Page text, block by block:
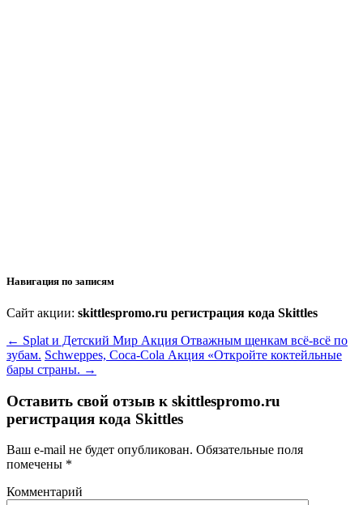
Навигация по записям
Сайт акции: skittlespromo.ru регистрация кода Skittles
← Splat и Детский Мир Акция Отважным щенкам всё-всё по
зубам. Schweppes, Coca-Cola Акция «Откройте коктейльные
бары страны. →
Оставить свой отзыв к skittlespromo.ru
регистрация кода Skittles
Ваш e-mail не будет опубликован. Обязательные поля
помечены *
Комментарий